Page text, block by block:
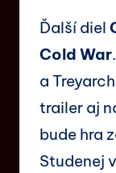
Ďalší diel
Cold War
a
trailer aj
bude hra
Studenej